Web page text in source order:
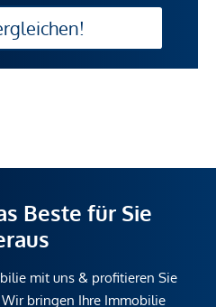
Beste für Sie
mit uns & profitieren Sie
bringen Ihre Immobilie